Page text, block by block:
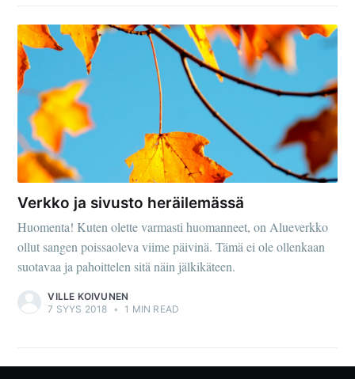
Verkko ja sivusto heräilemässä
Huomenta! Kuten olette varmasti huomanneet, on Alueverkko
ollut sangen poissaoleva viime päivinä. Tämä ei ole ollenkaan
suotavaa ja pahoittelen sitä näin jälkikäteen.
VILLE KOIVUNEN
7 SYYS 2018 • 1 MIN READ